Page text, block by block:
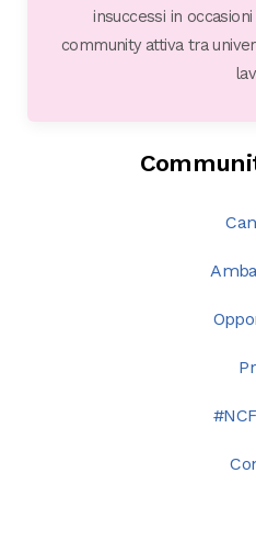
insuccessi in
community attiva tra